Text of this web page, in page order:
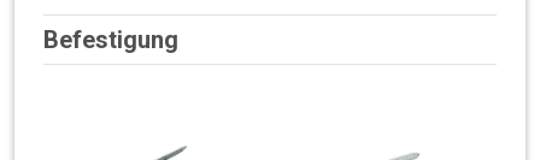
Befestigung